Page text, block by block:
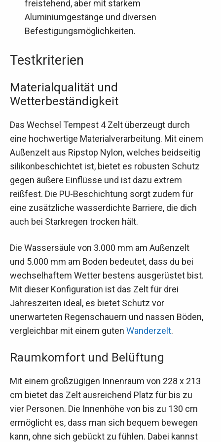
freistehend, aber mit starkem
Aluminiumgestänge und diversen
Befestigungsmöglichkeiten.
Testkriterien
Materialqualität und
Wetterbeständigkeit
Das Wechsel Tempest 4 Zelt überzeugt durch
eine hochwertige Materialverarbeitung. Mit einem
Außenzelt aus Ripstop Nylon, welches beidseitig
silikonbeschichtet ist, bietet es robusten Schutz
gegen äußere Einflüsse und ist dazu extrem
reißfest. Die PU-Beschichtung sorgt zudem für
eine zusätzliche wasserdichte Barriere, die dich
auch bei Starkregen trocken hält.
Die Wassersäule von 3.000 mm am Außenzelt
und 5.000 mm am Boden bedeutet, dass du bei
wechselhaftem Wetter bestens ausgerüstet bist.
Mit dieser Konfiguration ist das Zelt für drei
Jahreszeiten ideal, es bietet Schutz vor
unerwarteten Regenschauern und nassen Böden,
vergleichbar mit einem guten Wanderzelt.
Raumkomfort und Belüftung
Mit einem großzügigen Innenraum von 228 x 213
cm bietet das Zelt ausreichend Platz für bis zu
vier Personen. Die Innenhöhe von bis zu 130 cm
ermöglicht es, dass man sich bequem bewegen
kann, ohne sich gebückt zu fühlen. Dabei kannst